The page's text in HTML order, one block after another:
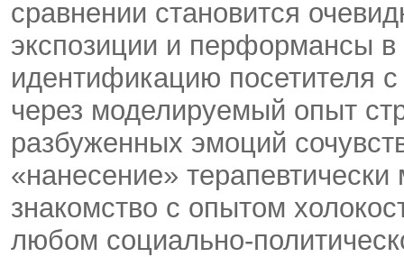
сравнении становится
экспозиции и перформансы
идентификацию посетителя
через моделируемый опыт
разбуженных эмоций
«нанесение»
знакомство с опытом
любом социально-